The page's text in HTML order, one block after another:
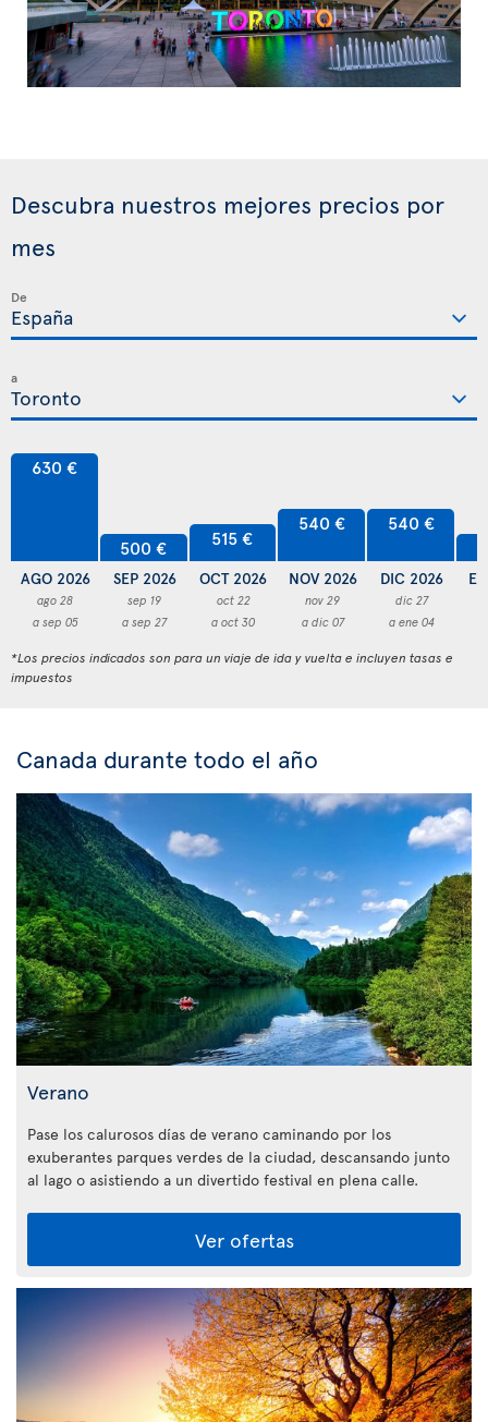
Descubra nuestros mejores precios por
mes
De
a
630 €
AGO 2026
ago 28
a sep 05
500 €
SEP 2026
sep 19
a sep 27
515 €
OCT 2026
oct 22
a oct 30
540 €
NOV 2026
nov 29
a dic 07
540 €
DIC 2026
dic 27
a ene 04
*Los precios indicados son para un viaje de ida y vuelta e incluyen tasas e
impuestos
Canada durante todo el año
Verano
Pase los calurosos días de verano caminando por los
exuberantes parques verdes de la ciudad, descansando junto
al lago o asistiendo a un divertido festival en plena calle.
Ver ofertas